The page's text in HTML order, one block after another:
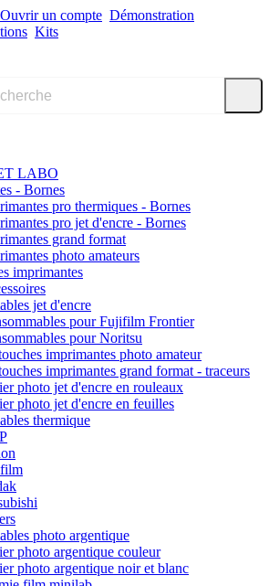
Ouvrir un compte Démonstration
Kits
LABO
- Bornes
pro thermiques - Bornes
pro jet d'encre - Bornes
grand format
photo amateurs
imprimantes
jet d'encre
pour Fujifilm Frontier
pour Noritsu
imprimantes photo amateur
imprimantes grand format - traceurs
photo jet d'encre en rouleaux
photo jet d'encre en feuilles
thermique
photo argentique
photo argentique couleur
photo argentique noir et blanc